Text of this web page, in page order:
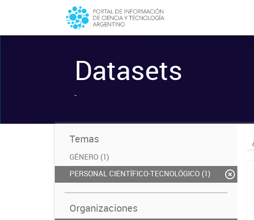
Datasets
-
Temas
GÉNERO (1)
PERSONAL CIENTÍFICO-TECNOLÓGICO (1)
Organizaciones